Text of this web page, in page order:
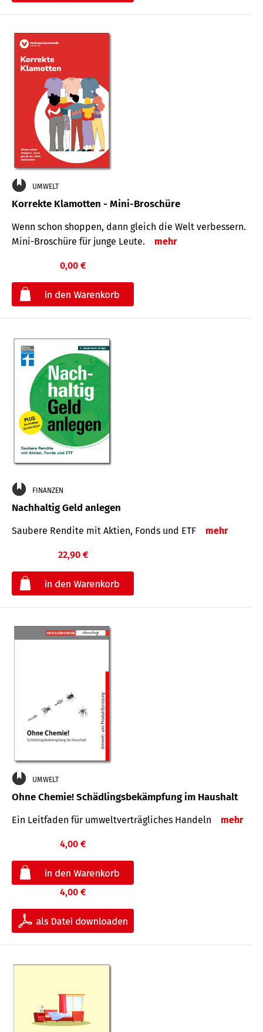
UMWELT
Korrekte Klamotten - Mini-Broschüre
Wenn schon shoppen, dann gleich die Welt verbessern.
Mini-Broschüre für junge Leute.
mehr
0,00 €
FINANZEN
Nachhaltig Geld anlegen
Saubere Rendite mit Aktien, Fonds und ETF mehr
22,90 €
UMWELT
Ohne Chemie! Schädlingsbekämpfung im Haushalt
Ein Leitfaden für um­welt­ver­träg­liches Han­deln mehr
4,00 €
4,00 €